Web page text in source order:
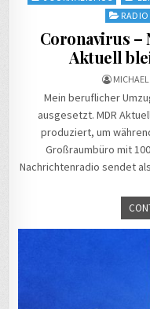
RADIO
Coronavirus –
Aktuell
MICHAEL
Mein beruflicher
ausgesetzt. MDR
produziert, um
Großraumbüro mit
Nachrichtenradio sendet